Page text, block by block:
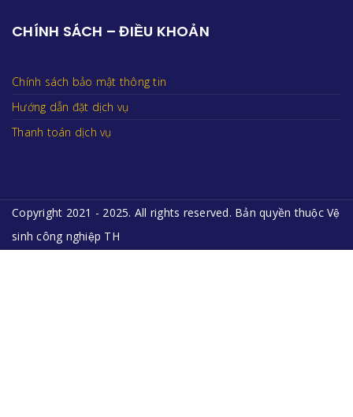
CHÍNH SÁCH – ĐIỀU KHOẢN
Chính sách bảo mật thông tin
Hướng dẫn đặt dịch vụ
Thanh toán dịch vụ
Copyright 2021 - 2025. All rights reserved. Bản quyền thuộc Vệ
sinh công nghiệp TH